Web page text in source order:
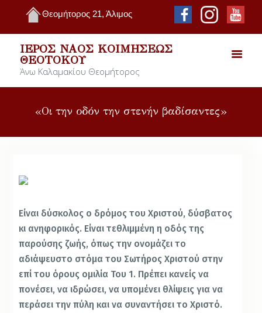
Θεομήτορος 21, Άλιμος
ΙΕΡΌΣ ΝΑΌΣ ΚΟΙΜΉΣΕΩΣ
ΘΕΟΤΌΚΟΥ
Άνω Καλαμακίου Θεομήτορος
«Οι την οδόν την στενήν βαδίσαντες»
Είναι δύσκολος ο δρόμος του Χριστού, δύσβατος
κι ανηφορικός. Είναι τεθλιμμένη η οδός της
παρούσης ζωής, όπως την ονομάζει το
αδιάψευστο στόμα του Σωτήρος Χριστού στην
επί του όρους ομιλία Του 1. Πρέπει κανείς να
πονέσει, να ιδρώσει, να υπομένει θλίψεις για να
περάσει την πύλη και να συναντήσει το Χριστό.